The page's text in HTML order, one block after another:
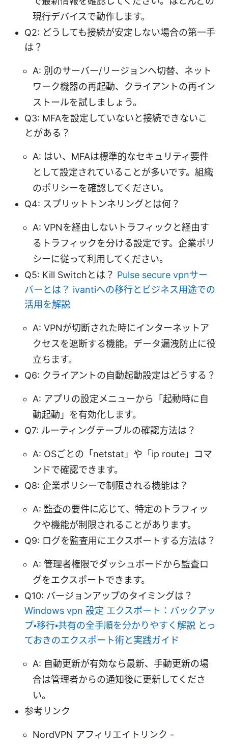
現行デバイスで動作します。
Q2: どうしても接続が安定しない場合の第一手
は？
A: 別のサーバー/リージョンへ切替、ネット
ワーク機器の再起動、クライアントの再イン
ストールを試しましょう。
Q3: MFAを設定していないと接続できないこ
とがある？
A: はい、MFAは標準的なセキュリティ要件
として設定されていることが多いです。組織
のポリシーを確認してください。
Q4: スプリットトンネリングとは何？
A: VPNを経由しないトラフィックと経由す
るトラフィックを分ける設定です。企業ポリ
シーに従って利用してください。
Q5: Kill Switchとは？ Pulse secure vpnサー
バーとは？ ivantiへの移行とビジネス用途での
活用を解説
A: VPNが切断された時にインターネットア
クセスを遮断する機能。データ漏洩防止に役
立ちます。
Q6: クライアントの自動起動設定はどうする？
A: アプリの設定メニューから「起動時に自
動起動」を有効化します。
Q7: ルーティングテーブルの確認方法は？
A: OSごとの「netstat」や「ip route」コマ
ンドで確認できます。
Q8: 企業ポリシーで制限される機能は？
A: 監査の要件に応じて、特定のトラフィッ
クや機能が制限されることがあります。
Q9: ログを監査用にエクスポートする方法は？
A: 管理者権限でダッシュボードから監査ロ
グをエクスポートできます。
Q10: バージョンアップのタイミングは？
Windows vpn 設定 エクスポート：バックアッ
プ・移行・共有の全手順を分かりやすく解説 とっ
ておきのエクスポート術と実践ガイド
A: 自動更新が有効なら最新、手動更新の場
合は管理者からの通知後に更新してくださ
い。
参考リンク
NordVPN アフィリエイトリンク -